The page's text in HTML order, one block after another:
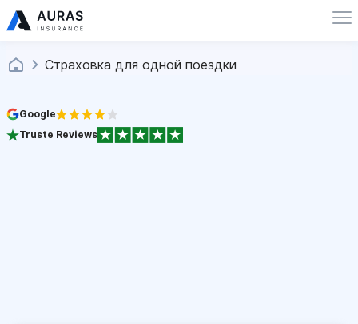
Страховка для одной поездки
Google
Truste Reviews